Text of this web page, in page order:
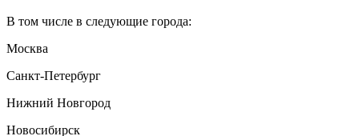
В том числе в следующие города:
Москва
Санкт-Петербург
Нижний Новгород
Новосибирск